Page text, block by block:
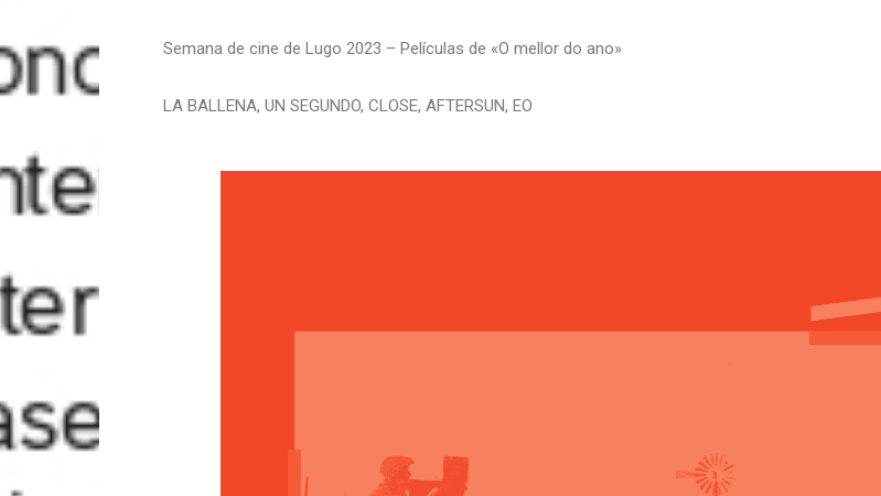
Semana de cine de Lugo 2023 – Películas de «O mellor do ano»
LA BALLENA, UN SEGUNDO, CLOSE, AFTERSUN, EO